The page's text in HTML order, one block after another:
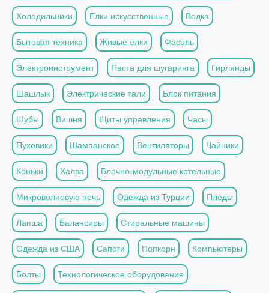
Холодильники Елки искусственные Водка
Бытовая техника Живые ёлки Фасоль
Электроинструмент Паста для шугаринга Гирлянды
Шашлык Электрические тали Блок питания
Шубы Вишня Щиты управления Часы
Пуховики Шампанское Вентиляторы Чайники
Коньки Халва Блочно-модульные котельные
Микроволновую печь Одежда из Турции Пледы
Лапша Балансиры Стиральные машины
Одежда из США Сапоги Попкорн Компьютеры
Болты Технологическое оборудование